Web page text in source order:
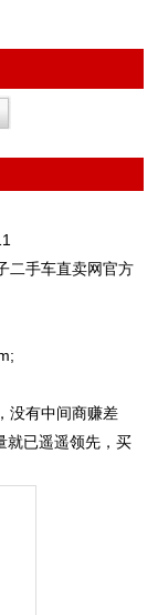
二手车直卖网官方
没有中间商赚差
就已遥遥领先，买